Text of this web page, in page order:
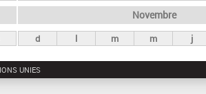
Novembre
d l m m j
UNIES